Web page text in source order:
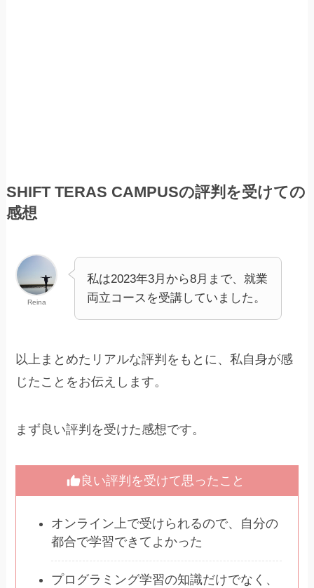
SHIFT TERAS CAMPUSの評判を受けての
感想
Reina
私は2023年3月から8月まで、就業
両立コースを受講していました。
以上まとめたリアルな評判をもとに、私自身が感
じたことをお伝えします。
まず良い評判を受けた感想です。
良い評判を受けて思ったこと
オンライン上で受けられるので、自分の
都合で学習できてよかった
プログラミング学習の知識だけでなく、